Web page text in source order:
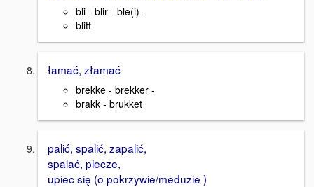
bli - blir - ble(i) -
blitt
łamać, złamać
brekke - brekker -
brakk - brukket
palić, spalić, zapalić,
spalać, piecze,
upiec się (o pokrzywie/meduzie )